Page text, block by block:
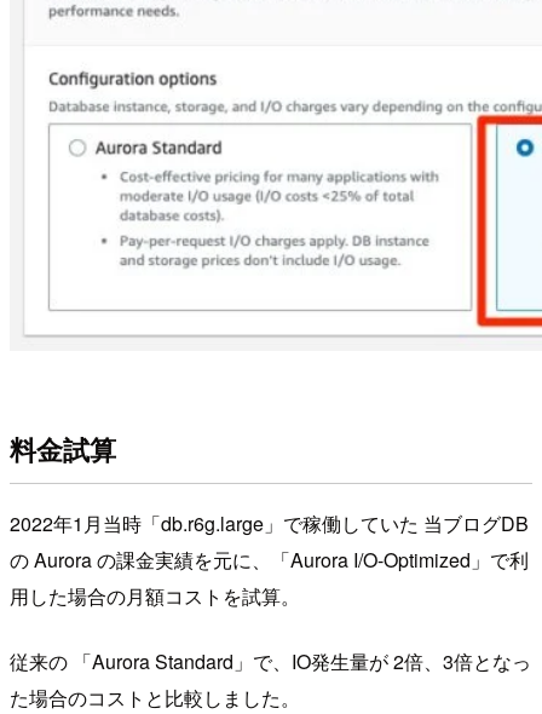
料金試算
2022年1月当時「db.r6g.large」で稼働していた 当ブログDB
の Aurora の課金実績を元に、「Aurora I/O-Optimized」で利
用した場合の月額コストを試算。
従来の 「Aurora Standard」で、IO発生量が 2倍、3倍となっ
た場合のコストと比較しました。